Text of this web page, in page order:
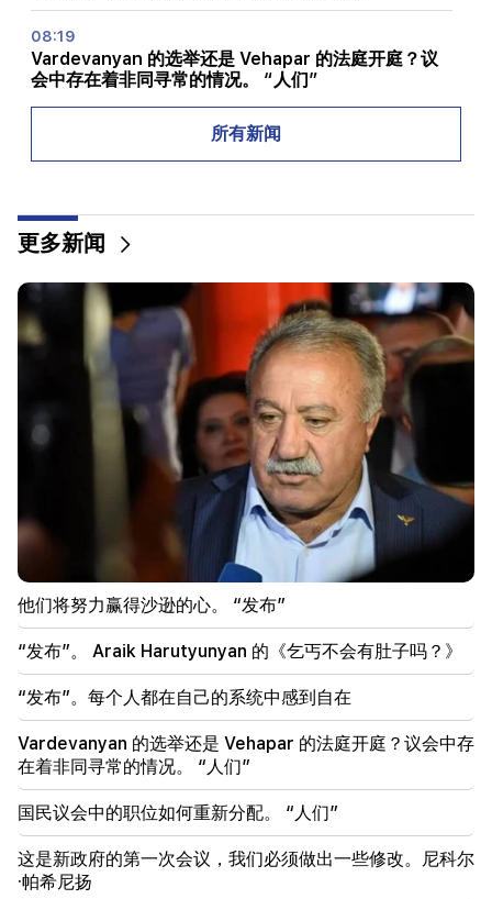
08:19
Vardevanyan 的选举还是 Vehapar 的法庭开庭？议
会中存在着非同寻常的情况。 “人们”
国民议会中的职位如何重新分配。 “人们”
Anahit Kirakosyan 和她的前夫为女儿的婚礼准备的
昂贵礼物（视频）
23:58
佩泽什基安感谢邻国对伊朗的支持
机上13名乘客受伤。印度
22:09
埃里温西利基扬区附近的一个垃圾填埋场发生大火
埃里温 巴士路线有变化
埃里温的生命已登上神坛。 Vardanyan 谈埃里温的空
气质量（视频）
21:16
他们试图以这种方式让我保持沉默，因为他们在国民议
会中没有成功。埃德加·加扎里安
20:30
Kocharyan、Sargsyan、Ter-Petrosyan 的
“innadu”。这个政府没有为国家做任何事（视频）
针对 Gagik Tsarukyan 的新指控。特朗普选择了他的
继任者（视频）
所有新闻
更多新闻
他们将努力赢得沙逊的心。 “发布”
“发布”。 Araik Harutyunyan 的《乞丐不会有肚子吗？》
“发布”。每个人都在自己的系统中感到自在
Vardevanyan 的选举还是 Vehapar 的法庭开庭？议会中存
在着非同寻常的情况。 “人们”
国民议会中的职位如何重新分配。 “人们”
这是新政府的第一次会议，我们必须做出一些修改。尼科尔
·帕希尼扬